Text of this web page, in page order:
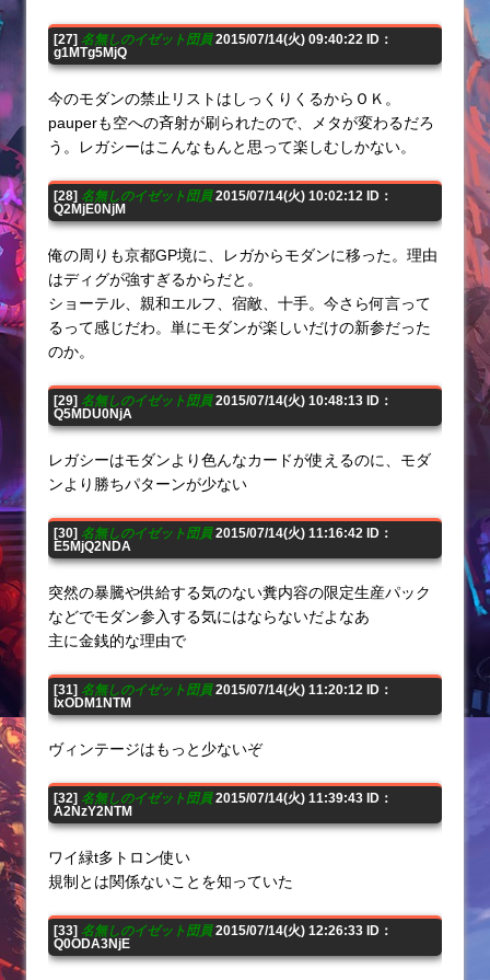
[27] 名無しのイゼット団員2015/07/14(火) 09:40:22 ID：
g1MTg5MjQ
今のモダンの禁止リストはしっくりくるからＯＫ。
pauperも空への斉射が刷られたので、メタが変わるだろ
う。レガシーはこんなもんと思って楽しむしかない。
[28] 名無しのイゼット団員2015/07/14(火) 10:02:12 ID：
Q2MjE0NjM
俺の周りも京都GP境に、レガからモダンに移った。理由
はディグが強すぎるからだと。
ショーテル、親和エルフ、宿敵、十手。今さら何言って
るって感じだわ。単にモダンが楽しいだけの新参だった
のか。
[29] 名無しのイゼット団員2015/07/14(火) 10:48:13 ID：
Q5MDU0NjA
レガシーはモダンより色んなカードが使えるのに、モダ
ンより勝ちパターンが少ない
[30] 名無しのイゼット団員2015/07/14(火) 11:16:42 ID：
E5MjQ2NDA
突然の暴騰や供給する気のない糞内容の限定生産パック
などでモダン参入する気にはならないだよなあ
主に金銭的な理由で
[31] 名無しのイゼット団員2015/07/14(火) 11:20:12 ID：
IxODM1NTM
ヴィンテージはもっと少ないぞ
[32] 名無しのイゼット団員2015/07/14(火) 11:39:43 ID：
A2NzY2NTM
ワイ緑t多トロン使い
規制とは関係ないことを知っていた
[33] 名無しのイゼット団員2015/07/14(火) 12:26:33 ID：
Q0ODA3NjE